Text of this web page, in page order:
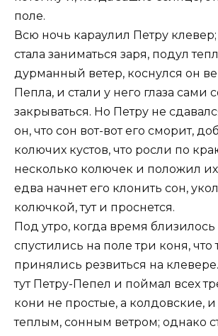
поле.
Всю ночь караулил Петру клевер;
стала заниматься заря, подул
дурманный ветер, коснулся он
Пепла, и стали у него глаза сами
закрываться. Но Петру не
он, что сон вот-вот его сморит,
колючих кустов, что росли по
несколько колючек и положил их
едва начнет его клонить сон,
колючкой, тут и проснется.
Под утро, когда время близилось
спустились на поле три коня, что
принялись резвиться на
тут Петру-Пепел и поймал всех
кони не простые, а колдовские,
теплым, сонным ветром; однако